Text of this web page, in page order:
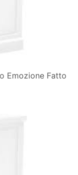
Emozione Fatto